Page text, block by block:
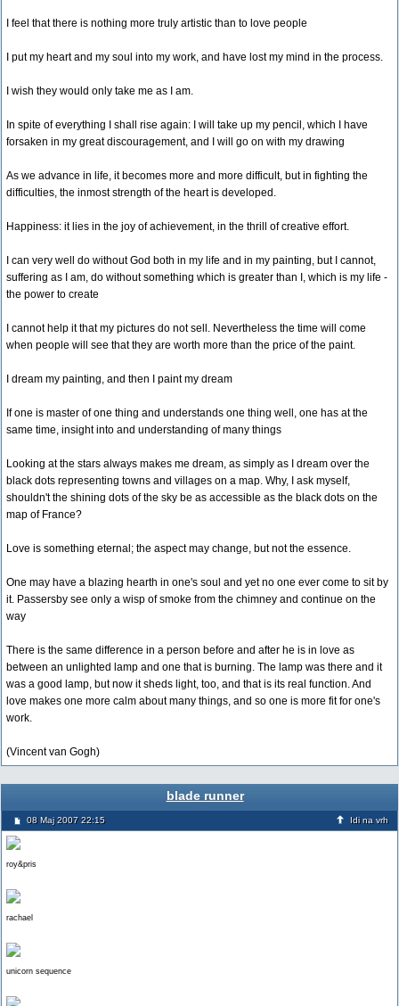
I feel that there is nothing more truly artistic than to love people
I put my heart and my soul into my work, and have lost my mind in the process.
I wish they would only take me as I am.
In spite of everything I shall rise again: I will take up my pencil, which I have
forsaken in my great discouragement, and I will go on with my drawing
As we advance in life, it becomes more and more difficult, but in fighting the
difficulties, the inmost strength of the heart is developed.
Happiness: it lies in the joy of achievement, in the thrill of creative effort.
I can very well do without God both in my life and in my painting, but I cannot,
suffering as I am, do without something which is greater than I, which is my life -
the power to create
I cannot help it that my pictures do not sell. Nevertheless the time will come
when people will see that they are worth more than the price of the paint.
I dream my painting, and then I paint my dream
If one is master of one thing and understands one thing well, one has at the
same time, insight into and understanding of many things
Looking at the stars always makes me dream, as simply as I dream over the
black dots representing towns and villages on a map. Why, I ask myself,
shouldn't the shining dots of the sky be as accessible as the black dots on the
map of France?
Love is something eternal; the aspect may change, but not the essence.
One may have a blazing hearth in one's soul and yet no one ever come to sit by
it. Passersby see only a wisp of smoke from the chimney and continue on the
way
There is the same difference in a person before and after he is in love as
between an unlighted lamp and one that is burning. The lamp was there and it
was a good lamp, but now it sheds light, too, and that is its real function. And
love makes one more calm about many things, and so one is more fit for one's
work.
(Vincent van Gogh)
blade runner
08 Maj 2007 22:15 Idi na vrh
roy&pris
rachael
unicorn sequence